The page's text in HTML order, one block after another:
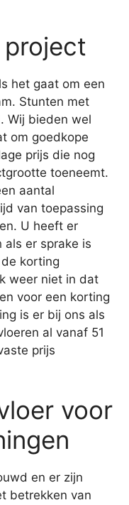
het gaat om een
Stunten met
Wij bieden wel
om goedkope
prijs die nog
toeneemt.
aantal
van toepassing
U heeft er
als er sprake is
korting
weer niet in dat
voor een korting
is er bij ons als
al vanaf 51
prijs
voor
en er zijn
betrekken van